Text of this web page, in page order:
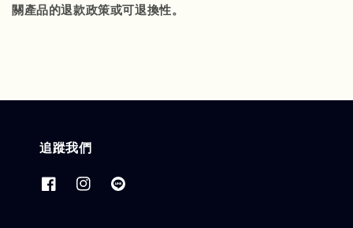
關產品的退款政策或可退換性。
追蹤我們